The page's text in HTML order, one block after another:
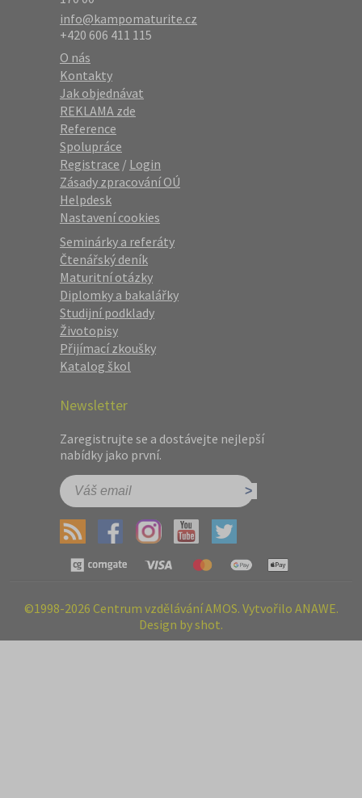
info@kampomaturite.cz
+420 606 411 115
O nás
Kontakty
Jak objednávat
REKLAMA zde
Reference
Spolupráce
Registrace / Login
Zásady zpracování OÚ
Helpdesk
Nastavení cookies
Seminárky a referáty
Čtenářský deník
Maturitní otázky
Diplomky a bakalářky
Studijní podklady
Životopisy
Přijímací zkoušky
Katalog škol
Newsletter
Zaregistrujte se a dostávejte nejlepší
nabídky jako první.
©1998-2026 Centrum vzdělávání AMOS. Vytvořilo ANAWE.
Design by shot.